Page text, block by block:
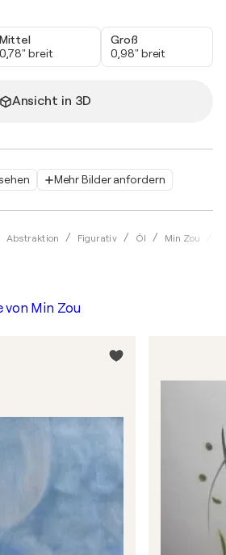
Mehr Bilder anfordern
Abstraktion Figurativ Öl Min Zou
Mittel
0,78" breit
Groß
0,98" breit
Ansicht in 3D
von Min Zou